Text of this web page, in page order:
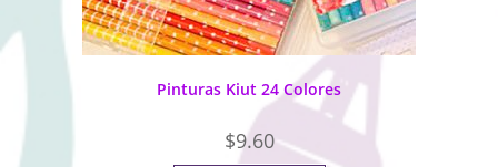
Pinturas Kiut 24 Colores
$9.60